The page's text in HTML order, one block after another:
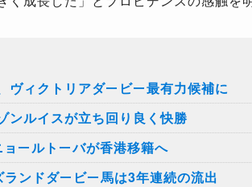
ヴィクトリアダービー最有力候補に
ンルイスが立ち回り良く快勝
ールトーバが香港移籍へ
ンドダービー馬は3年連続の流出